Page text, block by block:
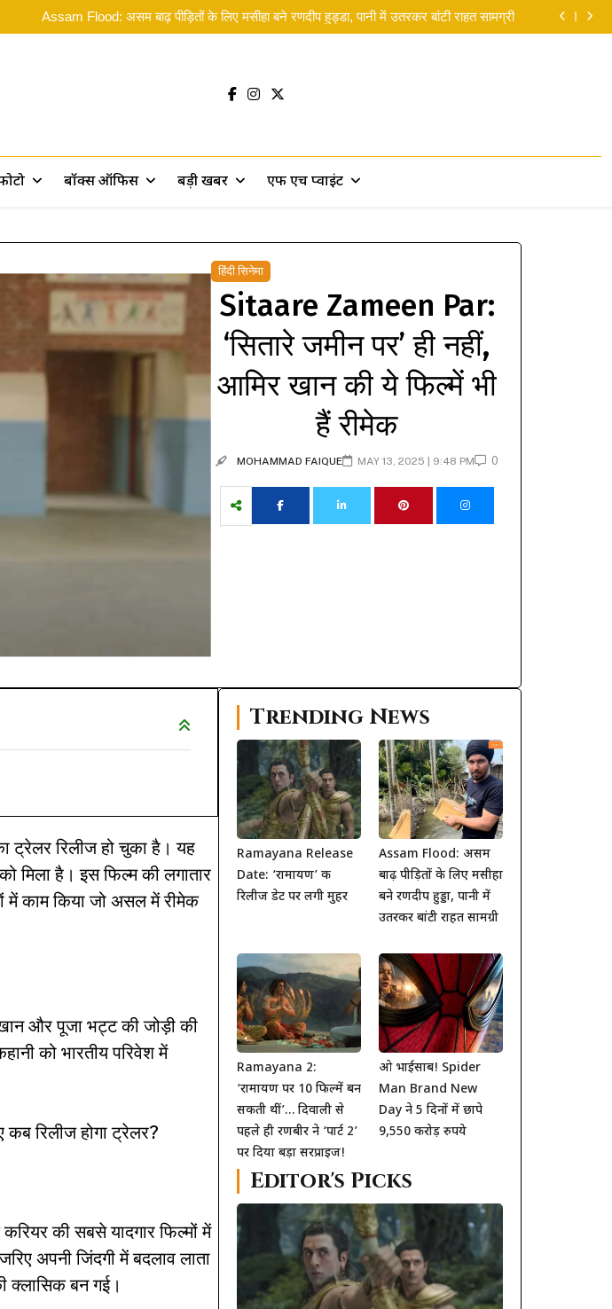
Assam Flood: असम बाढ़ पीड़ितों के लिए मसीहा बने रणदीप हुड्डा, पानी में उतरकर बांटी राहत सामग्री
Ramayana 2: ‘रामायण पर 10 फिल्में बन सकती थीं’… दिवाली से पहले ही रणबीर ने ‘पार्ट 2’ पर दिया बड़ा
Ramayana 2: ‘रामायण पर 10 फिल्में बन सकती थीं’… दिवाली से पहले ही रणबीर ने ‘पार्ट 2’ पर दिया बड़ा
बॉक्स ऑफिस बड़ी खबर एफ एच प्वाइंट
हिंदी सिनेमा
Sitaare Zameen Par:
‘सितारे जमीन पर’ ही नहीं,
आमिर खान की ये फिल्में भी
हैं रीमेक
MOHAMMAD FAIQUE MAY 13, 2025 | 9:48 PM 0
ट्रेलर रिलीज हो चुका है। यह
मिला है। इस फिल्म की लगातार
में काम किया जो असल में रीमेक
खान और पूजा भट्ट की जोड़ी की
को भारतीय परिवेश में
रिलीज होगा ट्रेलर?
की सबसे यादगार फिल्मों में
अपनी जिंदगी में बदलाव लाता
क्लासिक बन गई।
Trending News
Ramayana Release
Date: ‘रामायण’ की
रिलीज डेट पर लगी मुहर
Assam Flood: असम
बाढ़ पीड़ितों के लिए मसीहा
बने रणदीप हुड्डा, पानी में
उतरकर बांटी राहत सामग्री
Ramayana 2:
‘रामायण पर 10 फिल्में बन
सकती थीं’… दिवाली से
पहले ही रणबीर ने ‘पार्ट 2’
पर दिया बड़ा सरप्राइज!
ओ भाईसाब! Spider
Man Brand New
Day ने 5 दिनों में छापे
9,550 करोड़ रुपये
Editor's Picks